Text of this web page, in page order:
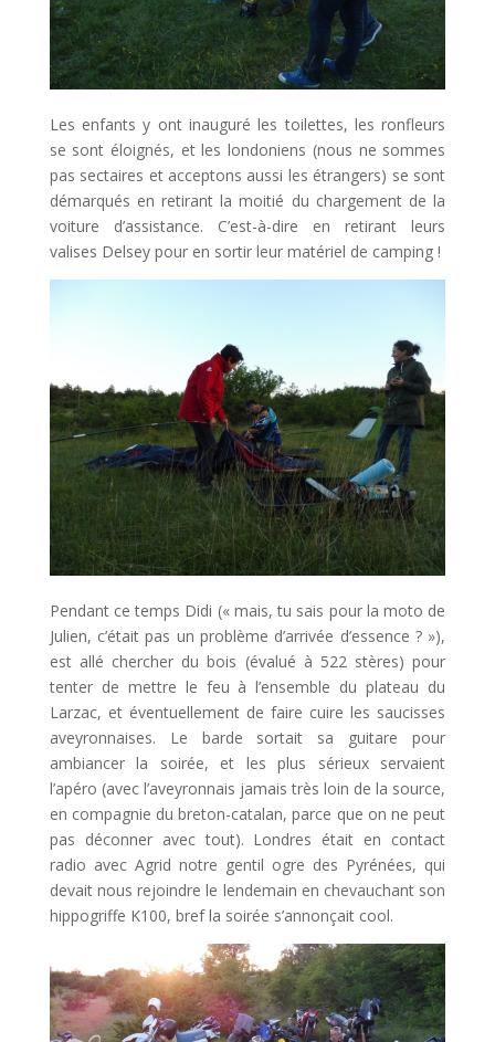
Les enfants y ont inauguré les toilettes, les ronfleurs
se sont éloignés, et les londoniens (nous ne sommes
pas sectaires et acceptons aussi les étrangers) se sont
démarqués en retirant la moitié du chargement de la
voiture d’assistance. C’est-à-dire en retirant leurs
valises Delsey pour en sortir leur matériel de camping !
Pendant ce temps Didi (« mais, tu sais pour la moto de
Julien, c’était pas un problème d’arrivée d’essence ? »),
est allé chercher du bois (évalué à 522 stères) pour
tenter de mettre le feu à l’ensemble du plateau du
Larzac, et éventuellement de faire cuire les saucisses
aveyronnaises. Le barde sortait sa guitare pour
ambiancer la soirée, et les plus sérieux servaient
l’apéro (avec l’aveyronnais jamais très loin de la source,
en compagnie du breton-catalan, parce que on ne peut
pas déconner avec tout). Londres était en contact
radio avec Agrid notre gentil ogre des Pyrénées, qui
devait nous rejoindre le lendemain en chevauchant son
hippogriffe K100, bref la soirée s’annonçait cool.